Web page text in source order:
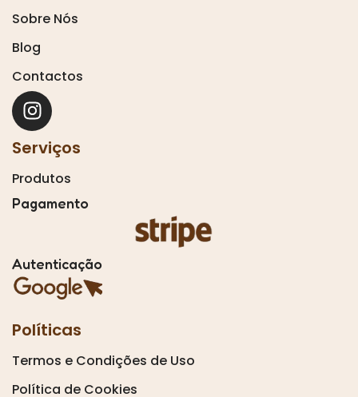
Sobre Nós
Blog
Contactos
Serviços
Produtos
Pagamento
Autenticação
Políticas
Termos e Condições de Uso
Política de Cookies